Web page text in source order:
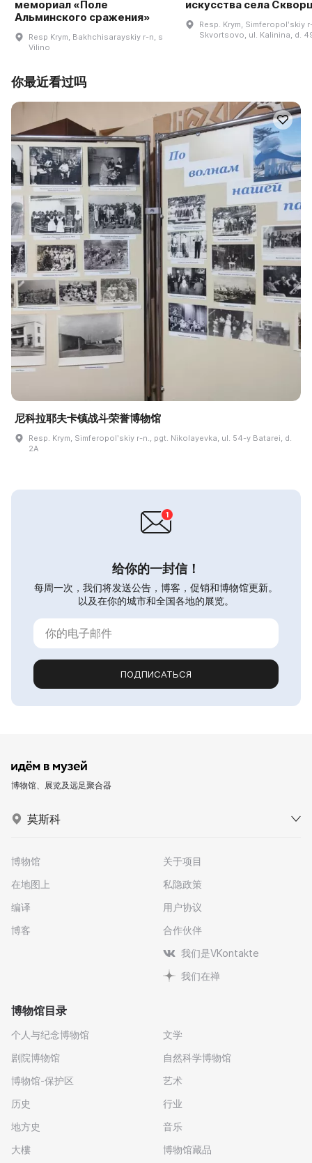
мемориал «Поле
Альминского сражения»
Resp Krym, Bakhchisarayskiy r-n, s
Vilino
искусства села
Resp. Krym, Simferopolʹskiy
Skvortsovo, ul. Kalinina, d.
你最近看过吗
尼科拉耶夫卡镇战斗荣誉博物馆
Resp. Krym, Simferopolʹskiy r-n., pgt. Nikolayevka, ul. 54-y Batarei, d.
2A
给你的一封信！
每周一次，我们将发送公告，博客，促销和博物馆更新。
以及在你的城市和全国各地的展览。
ПОДПИСАТЬСЯ
博物馆、展览及远足聚合器
莫斯科
博物馆
在地图上
编译
博客
关于项目
私隐政策
用户协议
合作伙伴
我们是VKontakte
我们在禅
博物馆目录
个人与纪念博物馆
剧院博物馆
博物馆-保护区
历史
地方史
大樓
文学
自然科学博物馆
艺术
行业
音乐
博物馆藏品